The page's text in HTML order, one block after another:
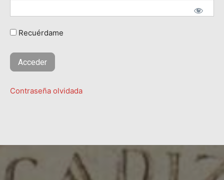
Recuérdame
Contraseña olvidada